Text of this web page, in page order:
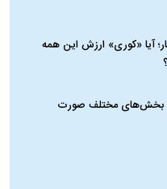
آیا «کوری» ارزش این همه
مختلف صورت